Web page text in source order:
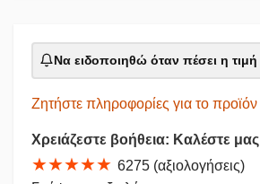
Να ειδοποιηθώ όταν πέσει η τιμή
Ζητήστε πληροφορίες για το προϊόν
Χρειάζεστε βοήθεια: Καλέστε μας
★★★★★ 6275 (αξιολογήσεις)